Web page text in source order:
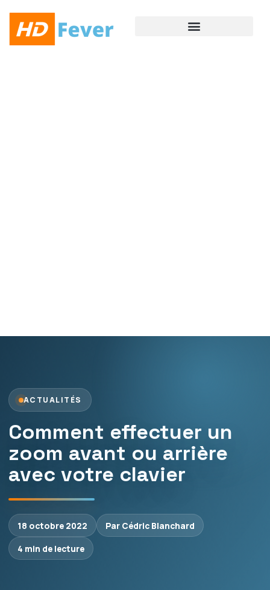
ACTUALITÉS
Comment effectuer un
zoom avant ou arrière
avec votre clavier
18 octobre 2022
Par Cédric Blanchard
4 min de lecture